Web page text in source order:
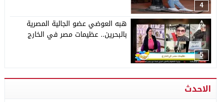
4
5
هبه العوضي عضو الجالية المصرية
بالبحرين.. عظيمات مصر في الخارج
الاحدث